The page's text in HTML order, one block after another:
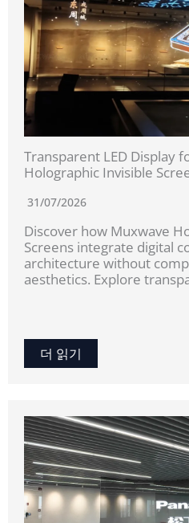
Transparent LED Display
Holographic Invisible
31/07/2026
Discover how Muxwave
Screens integrate digital
architecture without
aesthetics. Explore
더 읽기